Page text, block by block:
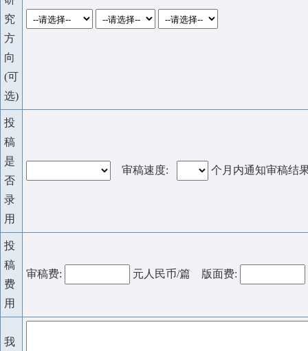
究
方
向
(可
选)
投
稿
是
否
录
用
审稿速度: 个月内通知审稿结
投
稿
费
用
审稿费: 元人民币/篇 版面费:
我